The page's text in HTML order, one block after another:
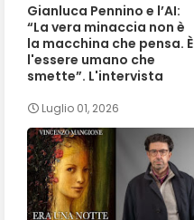
Gianluca Pennino e l’AI:
“La vera minaccia non è
la macchina che pensa. È
l'essere umano che
smette”. L'intervista
Luglio 01, 2026